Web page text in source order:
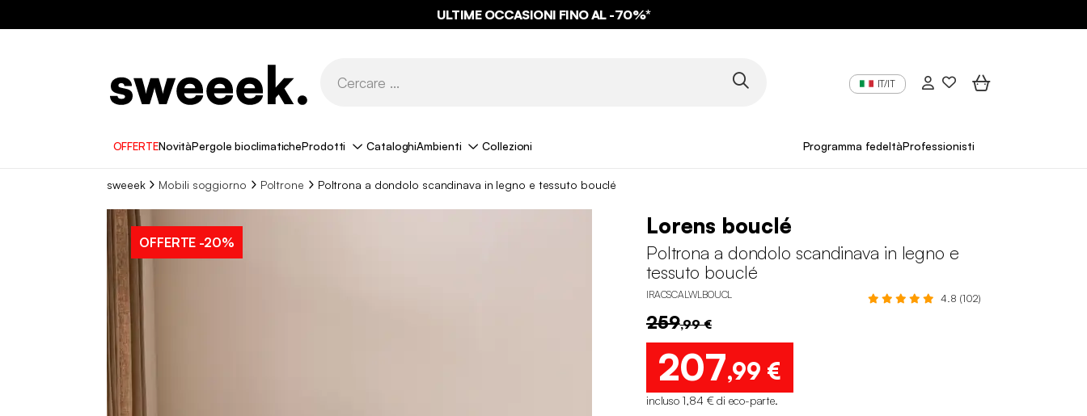
ULTIME OCCASIONI FINO AL -70%*
IT/IT
OFFERTENovitàPergole bioclimaticheProdotti CataloghiAmbienti Collezioni Programma fedeltàProfessionisti
sweeek Mobili soggiorno Poltrone Poltrona a dondolo scandinava in legno e tessuto bouclé
OFFERTE -20%
Lorens bouclé
Poltrona a dondolo scandinava in legno e
tessuto bouclé
IRACSCALWLBOUCL 4.8 (102)
259,99 €
207,99 €
incluso 1,84 € di eco-parte.